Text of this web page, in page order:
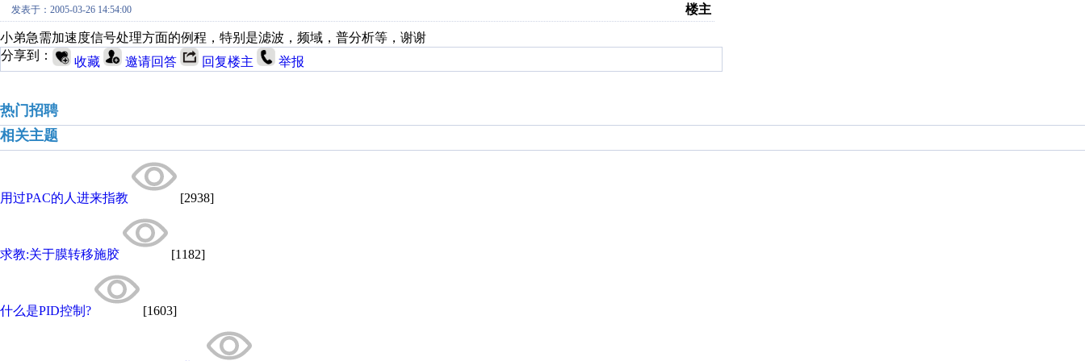
发表于：2005-03-26 14:54:00 楼主
小弟急需加速度信号处理方面的例程，特别是滤波，频域，普分析等，谢谢
分享到：
收藏 邀请回答 回复楼主 举报
热门招聘
相关主题
用过PAC的人进来指教 [2938]
求教:关于膜转移施胶 [1182]
什么是PID控制? [1603]